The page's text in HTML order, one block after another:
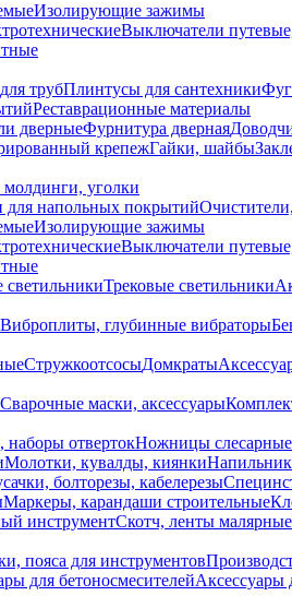
Изолирующие зажимы
Выключатели
трубПлинтусы для сантехники
Реставрационные материалы
дверныеФурнитура дверная
крепежГайки, шайбы
молдинги, уголки
для напольных покрытий
Изолирующие зажимы
Выключатели
светильникиТрековые светильники
Виброплиты, глубинные вибраторы
СтружкоотсосыДомкраты
Сварочные маски, аксессуары
наборы отвертокНожницы слесарные
Молотки, кувалды, киянки
болторезы, кабелерезы
Маркеры, карандаши строительные
инструментСкотч, ленты малярные
пояса для инструментов
для бетоносмесителейАксессуары